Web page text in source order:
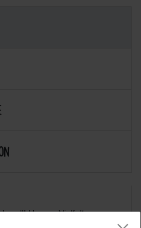
Unsere Vielfalt an
Sie inspirieren! :-)